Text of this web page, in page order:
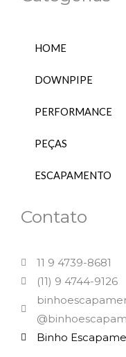
HOME
DOWNPIPE
PERFORMANCE
PEÇAS
ESCAPAMENTO
Contato
11 9 4739-8681
(11) 9 4744-9126
Binho